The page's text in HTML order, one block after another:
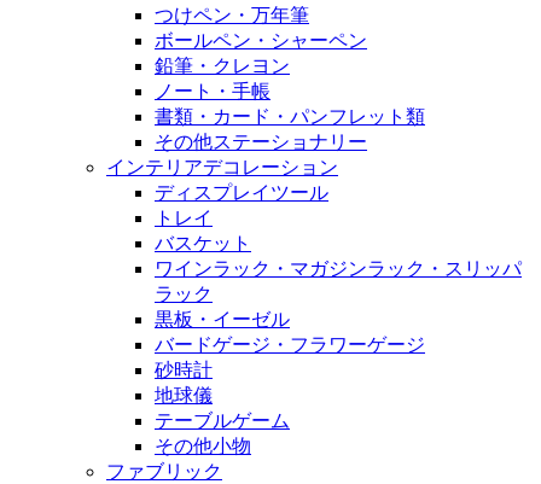
つけペン・万年筆
ボールペン・シャーペン
鉛筆・クレヨン
ノート・手帳
書類・カード・パンフレット類
その他ステーショナリー
インテリアデコレーション
ディスプレイツール
トレイ
バスケット
ワインラック・マガジンラック・スリッパ
ラック
黒板・イーゼル
バードゲージ・フラワーゲージ
砂時計
地球儀
テーブルゲーム
その他小物
ファブリック